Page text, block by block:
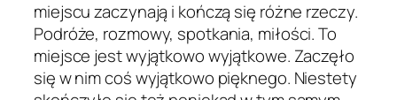
miejscu zaczynają i kończą się różne rzeczy.
Podróże, rozmowy, spotkania, miłości. To
miejsce jest wyjątkowo wyjątkowe. Zaczęło
się w nim coś wyjątkowo pięknego. Niestety